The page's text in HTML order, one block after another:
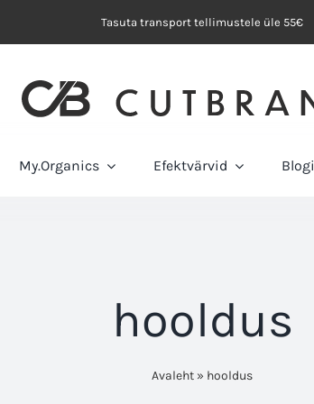
Tasuta transport tellimustele üle 55€
My.Organics Efektvärvid Blogi
hooldus
Avaleht » hooldus